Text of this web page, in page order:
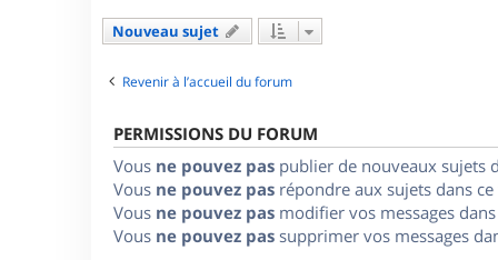
Nouveau sujet
Revenir à l’accueil du forum
PERMISSIONS DU FORUM
Vous ne pouvez pas publier de nouveaux sujets
Vous ne pouvez pas répondre aux sujets dans
Vous ne pouvez pas modifier vos messages
Vous ne pouvez pas supprimer vos messages